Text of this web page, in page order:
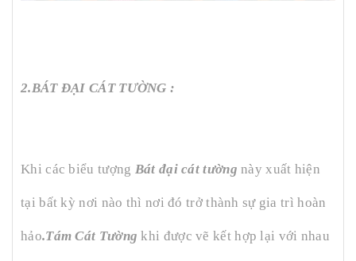
2.BÁT ĐẠI CÁT TƯỜNG :
Khi các biểu tượng Bát đại cát tườngnày xuất hiện
tại bất kỳ nơi nào thì nơi đó trở thành sự gia trì hoàn
hảo.Tám Cát Tườngkhi được vẽ kết hợp lại với nhau